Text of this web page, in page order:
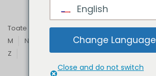
Toate B C D E F G H
M
N Q R S T U V
Z
English
Change Language
Close and do not switch